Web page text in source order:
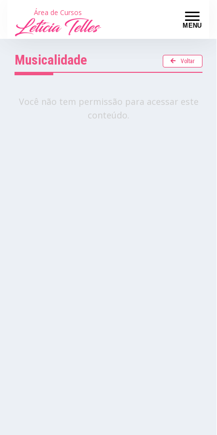
MENU
Área de Cursos
Musicalidade Voltar
Você não tem permissão para acessar este
conteúdo.